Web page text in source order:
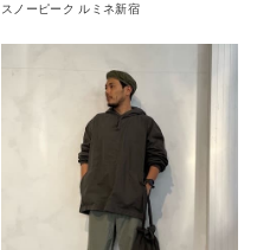
スノーピーク ルミネ新宿